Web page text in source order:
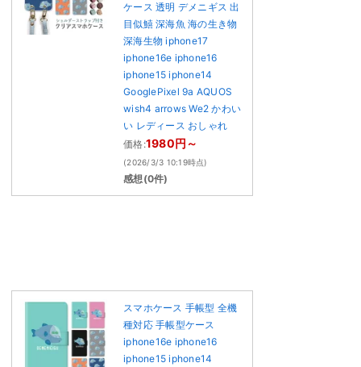
ケース 透明 デメニギス 出
目似鱚 深海魚 海の生き物
深海生物 iphone17
iphone16e iphone16
iphone15 iphone14
GooglePixel 9a AQUOS
wish4 arrows We2 かわい
い レディース おしゃれ
価格:1980円～
(2026/3/3 10:19時点)
感想(0件)
スマホケース 手帳型 全機
種対応 手帳型ケース
iphone16e iphone16
iphone15 iphone14